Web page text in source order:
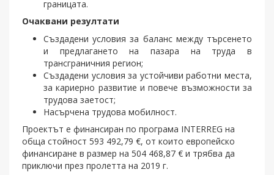
границата.
Очаквани резултати
Създадени условия за баланс между търсенето
и предлагането на пазара на труда в
трансграничния регион;
Създадени условия за устойчиви работни места,
за кариерно развитие и повече възможности за
трудова заетост;
Насърчена трудова мобилност.
Проектът е финансиран по програма INTERREG на
обща стойност 593 492,79 €, от които европейско
финансиране в размер на 504 468,87 € и трябва да
приключи през пролетта на 2019 г.